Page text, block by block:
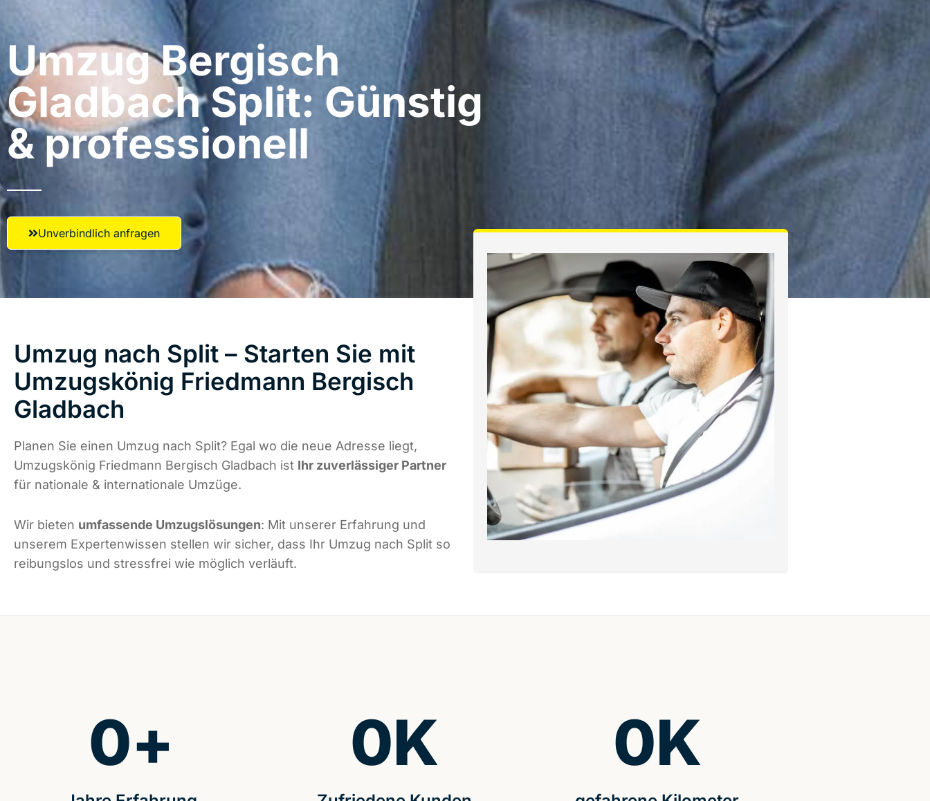
Umzug Bergisch
Gladbach​ Split: Günstig
& professionell​
Unverbindlich anfragen
Umzug nach Split – Starten Sie mit
Umzugskönig Friedmann Bergisch
Gladbach
Planen Sie einen Umzug nach Split? Egal wo die neue Adresse liegt,
Umzugskönig Friedmann Bergisch Gladbach ist Ihr zuverlässiger Partner
für nationale & internationale Umzüge.
Wir bieten umfassende Umzugslösungen: Mit unserer Erfahrung und
unserem Expertenwissen stellen wir sicher, dass Ihr Umzug nach Split so
reibungslos und stressfrei wie möglich verläuft.
0+ 0K 0K